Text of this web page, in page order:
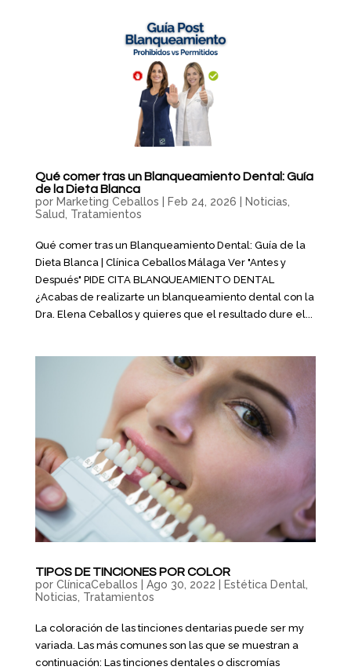
Qué comer tras un Blanqueamiento Dental: Guía
de la Dieta Blanca
por Marketing Ceballos Feb 24, 2026 Noticias
Salud
Tratamientos
Qué comer tras un Blanqueamiento Dental: Guía de la
Dieta Blanca | Clínica Ceballos Málaga Ver "Antes y
Después" PIDE CITA BLANQUEAMIENTO DENTAL
¿Acabas de realizarte un blanqueamiento dental con la
Dra. Elena Ceballos y quieres que el resultado dure el...
TIPOS DE TINCIONES POR COLOR
por ClínicaCeballos Ago 30, 2022 Estética Dental,
Noticias, Tratamientos
La coloración de las tinciones dentarias puede ser my
variada. Las más comunes son las que se muestran a
continuación: Las tinciones dentales o discromías